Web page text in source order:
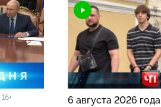
16+ 6 августа 2026 года